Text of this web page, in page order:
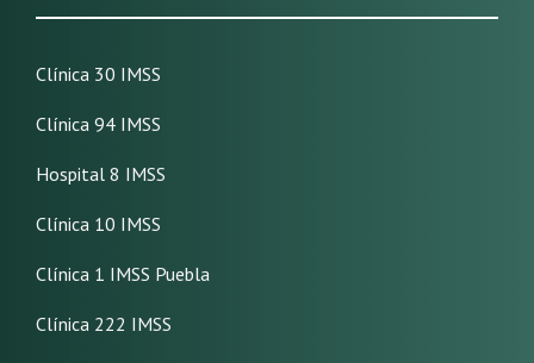
Clínica 30 IMSS
Clínica 94 IMSS
Hospital 8 IMSS
Clínica 10 IMSS
Clínica 1 IMSS Puebla
Clínica 222 IMSS